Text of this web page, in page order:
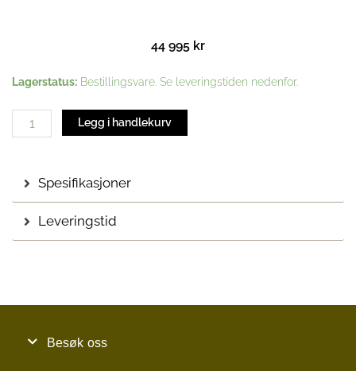
44 995 kr
Lagerstatus: Bestillingsvare. Se leveringstiden nedenfor.
Vipp
Open-
250
antall
Legg i handlekurv
Spesifikasjoner
Leveringstid
Besøk oss